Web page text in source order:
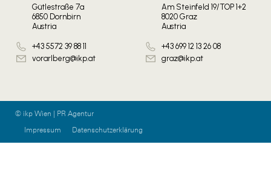
Gütlestraße 7a
6850 Dornbirn
Austria
+43 5572 39 88 11
vorarlberg@ikp.at
Am Steinfeld 19/TOP 1+2
8020 Graz
Austria
+43 699 12 13 26 08
graz@ikp.at
© ikp Wien | PR Agentur
Impressum
Datenschutzerklärung